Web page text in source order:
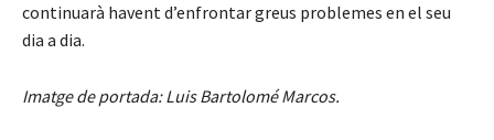
continuarà havent d’enfrontar greus problemes en el seu
dia a dia.
Imatge de portada: Luis Bartolomé Marcos.